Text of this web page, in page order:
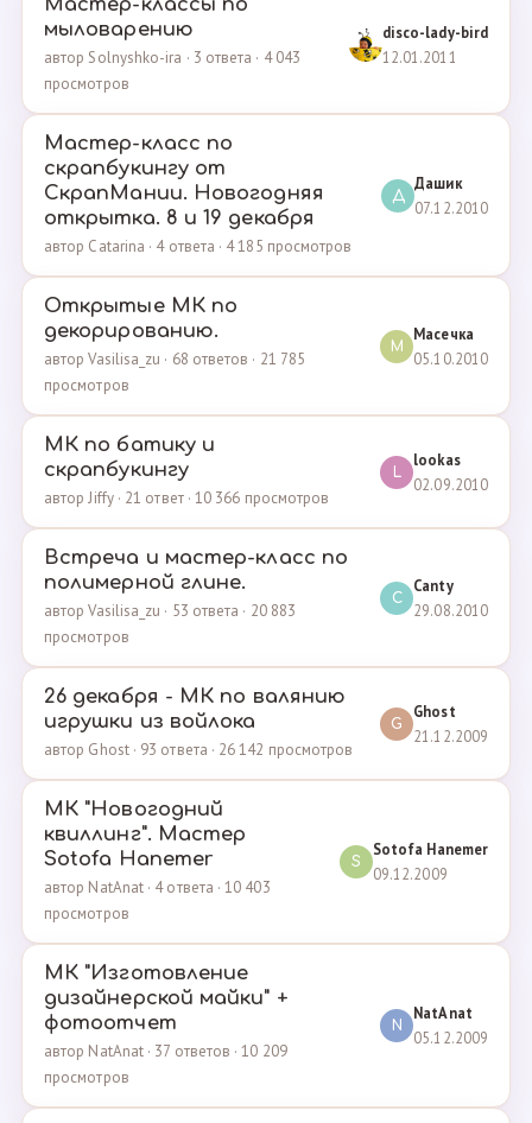
мыловарению
автор Solnyshko-ira · 3 ответа · 4 043
просмотров
disco-lady-bird
12.01.2011
Мастер-класс по
скрапбукингу от
СкрапМании. Новогодняя
открытка. 8 и 19 декабря
автор Catarina · 4 ответа · 4 185 просмотров
Д
Дашик
07.12.2010
Открытые МК по
декорированию.
автор Vasilisa_zu · 68 ответов · 21 785
просмотров
М
Масечка
05.10.2010
МК по батику и
скрапбукингу
автор Jiffy · 21 ответ · 10 366 просмотров
L
lookas
02.09.2010
Встреча и мастер-класс по
полимерной глине.
автор Vasilisa_zu · 53 ответа · 20 883
просмотров
C
Canty
29.08.2010
26 декабря - МК по валянию
игрушки из войлока
автор Ghost · 93 ответа · 26 142 просмотров
G
Ghost
21.12.2009
МК "Новогодний
квиллинг". Мастер
Sotofa Hanemer
автор NatAnat · 4 ответа · 10 403
просмотров
S
Sotofa Hanemer
09.12.2009
МК "Изготовление
дизайнерской майки" +
фотоотчет
автор NatAnat · 37 ответов · 10 209
просмотров
N
NatAnat
05.12.2009